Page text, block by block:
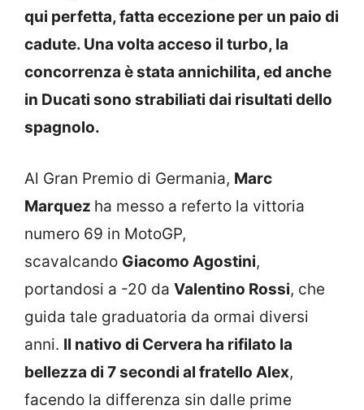
qui perfetta, fatta eccezione per un paio di
cadute. Una volta acceso il turbo, la
concorrenza è stata annichilita, ed anche
in Ducati sono strabiliati dai risultati dello
spagnolo.
Al Gran Premio di Germania, Marc
Marquez ha messo a referto la vittoria
numero 69 in MotoGP,
scavalcando Giacomo Agostini,
portandosi a -20 da Valentino Rossi, che
guida tale graduatoria da ormai diversi
anni. Il nativo di Cervera ha rifilato la
bellezza di 7 secondi al fratello Alex,
facendo la differenza sin dalle prime